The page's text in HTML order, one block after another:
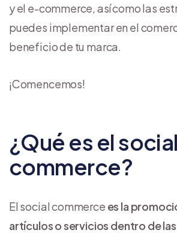
y el e-commerce, así como las
puedes implementar en el
beneficio de tu marca.
¡Comencemos!
¿Qué es el social
commerce?
El social commerce es la
artículos o servicios dentro de